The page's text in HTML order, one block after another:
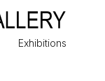
Exhibitions